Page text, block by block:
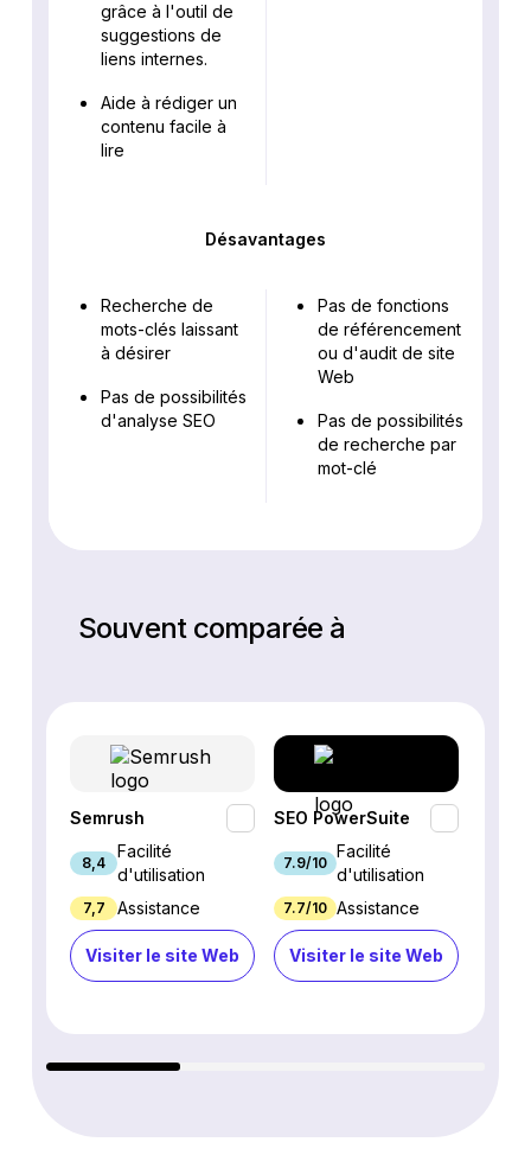
grâce à l'outil de
suggestions de
liens internes.
Aide à rédiger un
contenu facile à
lire
Désavantages
Recherche de
mots-clés laissant
à désirer
Pas de possibilités
d'analyse SEO
Pas de fonctions
de référencement
ou d'audit de site
Web
Pas de possibilités
de recherche par
mot-clé
Souvent comparée à
Semrush
8,4
Facilité
d'utilisation
7,7 Assistance
Visiter le site Web
SEO PowerSuite
7.9/10
Facilité
d'utilisation
7.7/10 Assistance
Visiter le site Web